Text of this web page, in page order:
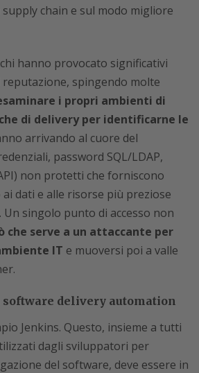
chain e sul modo migliore
hanno provocato significativi
spingendo molte
i propri ambienti di
di delivery per identificarne le
arrivando al cuore del
password SQL/LDAP,
non protetti che forniscono
dati e alle risorse più preziose
Un singolo punto di accesso non
che serve a un attaccante per
IT e muoversi poi a valle
software delivery automation
Jenkins. Questo, insieme a tutti
dagli sviluppatori per
del software, deve essere in